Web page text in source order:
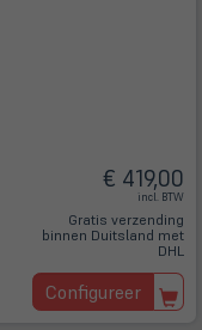
€ 419,00
incl. BTW
Gratis verzending
binnen Duitsland met
DHL
Configureer